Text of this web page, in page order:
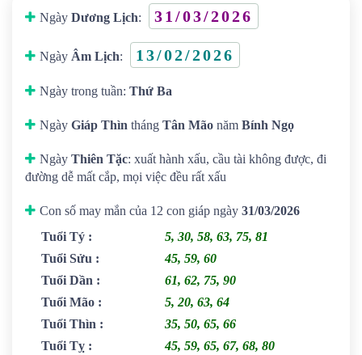
Ngày Dương Lịch: 31/03/2026
Ngày Âm Lịch: 13/02/2026
Ngày trong tuần: Thứ Ba
Ngày Giáp Thìn tháng Tân Mão năm Bính Ngọ
Ngày Thiên Tặc: xuất hành xấu, cầu tài không được, đi
đường dễ mất cắp, mọi việc đều rất xấu
Con số may mắn của 12 con giáp ngày 31/03/2026
Tuổi Tý :
5, 30, 58, 63, 75, 81
Tuổi Sửu :
45, 59, 60
Tuổi Dần :
61, 62, 75, 90
Tuổi Mão :
5, 20, 63, 64
Tuổi Thìn :
35, 50, 65, 66
Tuổi Tỵ :
45, 59, 65, 67, 68, 80